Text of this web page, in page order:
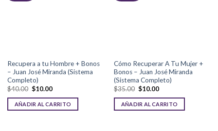
Recupera a tu Hombre + Bonos
– Juan José Miranda (Sistema
Completo)
$40.00 $10.00
AÑADIR AL CARRITO
Cómo Recuperar A Tu Mujer +
Bonos – Juan José Miranda
(Sistema Completo)
$35.00 $10.00
AÑADIR AL CARRITO